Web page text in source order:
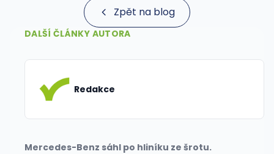
Zpět na blog
DALŠÍ ČLÁNKY AUTORA
Redakce
Mercedes-Benz sáhl po hliníku ze šrotu.